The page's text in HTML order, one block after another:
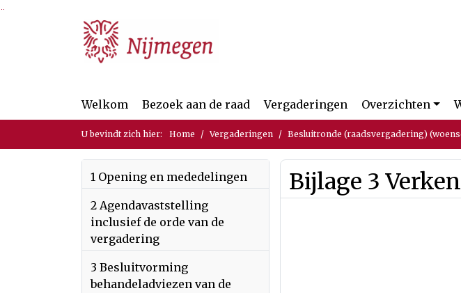
Ga naar de inhoud van deze pagina
Ga naar het zoeken
Ga naar het menu
Welkom Bezoek aan de raad Vergaderingen Overzichten
U bevindt zich hier: Home Vergaderingen Besluitronde (raadsvergadering)
1 Opening en mededelingen
2 Agendavaststelling
inclusief de orde van de
vergadering
3 Besluitvorming
behandeladviezen van de
Bijlage 3